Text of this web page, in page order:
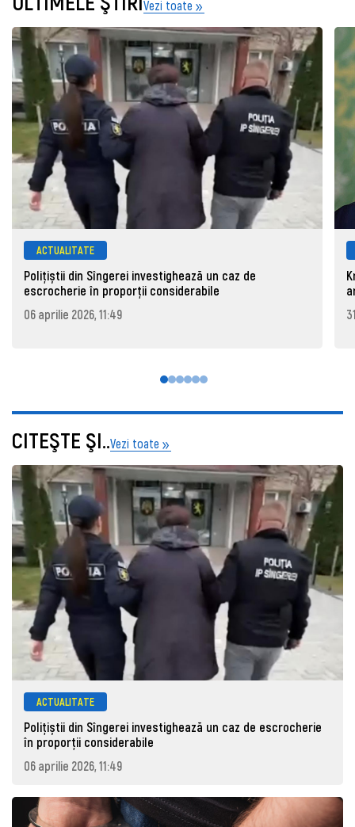
Vezi toate
ACTUALITATE
Polițiștii din Sîngerei investighează un caz de
escrocherie în proporții considerabile
06 aprilie 2026, 11:49
CITEŞTE ŞI..Vezi toate
ACTUALITATE
Polițiștii din Sîngerei investighează un caz de escrocherie
în proporții considerabile
06 aprilie 2026, 11:49